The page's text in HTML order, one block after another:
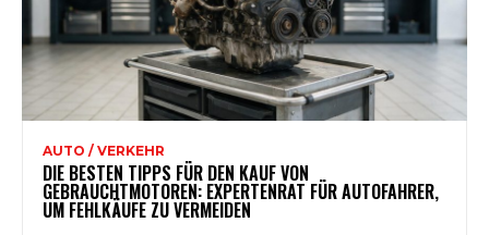
AUTO / VERKEHR
DIE BESTEN TIPPS FÜR DEN KAUF VON
GEBRAUCHTMOTOREN: EXPERTENRAT FÜR AUTOFAHRER,
UM FEHLKÄUFE ZU VERMEIDEN